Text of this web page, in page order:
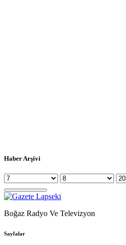
Haber Arşivi
Boğaz Radyo Ve Televizyon
Sayfalar